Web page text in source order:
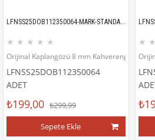
LFNSS25DOB112350064-MARK-STANDART
★ ★ ★ ★ ★
Orijinal Kaplangözü 8 mm Kahverengi
LFNSS25DOB112350064
ADET
₺199,00 ₺299,99
Sepete Ekle
★ ★